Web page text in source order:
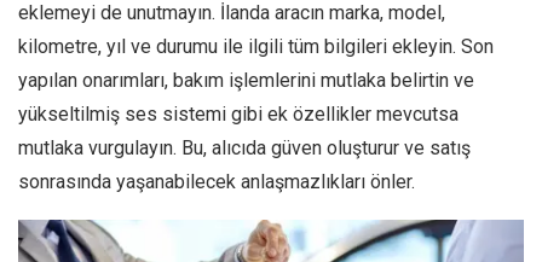
eklemeyi de unutmayın. İlanda aracın marka, model,
kilometre, yıl ve durumu ile ilgili tüm bilgileri ekleyin. Son
yapılan onarımları, bakım işlemlerini mutlaka belirtin ve
yükseltilmiş ses sistemi gibi ek özellikler mevcutsa
mutlaka vurgulayın. Bu, alıcıda güven oluşturur ve satış
sonrasında yaşanabilecek anlaşmazlıkları önler.